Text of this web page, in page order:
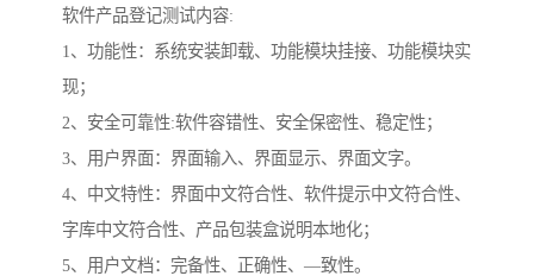
软件产品登记测试内容:
1、功能性：系统安装卸载、功能模块挂接、功能模块实
现；
2、安全可靠性:软件容错性、安全保密性、稳定性；
3、用户界面：界面输入、界面显示、界面文字。
4、中文特性：界面中文符合性、软件提示中文符合性、
字库中文符合性、产品包装盒说明本地化；
5、用户文档：完备性、正确性、—致性。